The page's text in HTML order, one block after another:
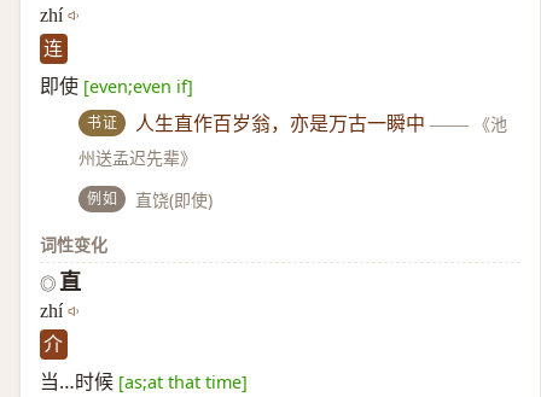
zhí
连
即使 [even;even if]
书证 人生直作百岁翁，亦是万古一瞬中 ——
《池
州送孟迟先辈》
例如
直饶(即使)
词性变化
◎ 直
zhí
介
当…时候 [as;at that time]